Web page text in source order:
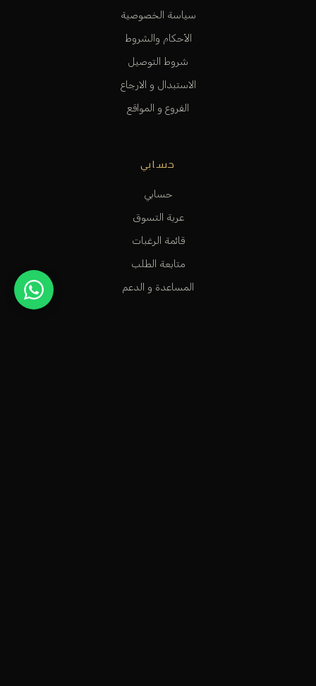
سياسة الخصوصية
الأحكام والشروط
شروط التوصيل
الاستبدال و الارجاع
الفروع و المواقع
حسابي
حسابي
عربة التسوق
قائمة الرغبات
متابعة الطلب
المساعدة و الدعم